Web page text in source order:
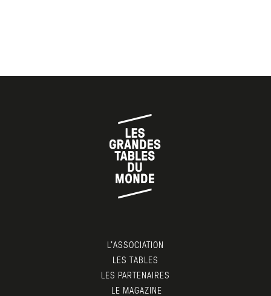
L’ASSOCIATION
LES TABLES
LES PARTENAIRES
LE MAGAZINE